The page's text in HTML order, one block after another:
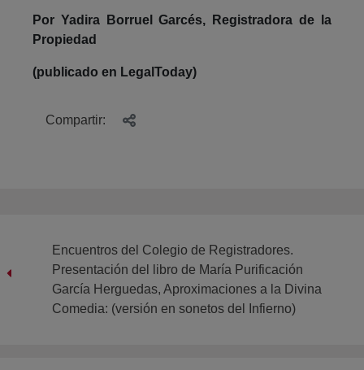
Por Yadira Borruel Garcés, Registradora de la
Propiedad
(publicado en LegalToday)
Compartir:
Encuentros del Colegio de Registradores.
Presentación del libro de María Purificación
García Herguedas, Aproximaciones a la Divina
Comedia: (versión en sonetos del Infierno)